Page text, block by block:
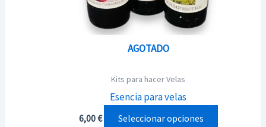
AGOTADO
Kits para hacer Velas
Esencia para velas
6,00€ Seleccionar opciones